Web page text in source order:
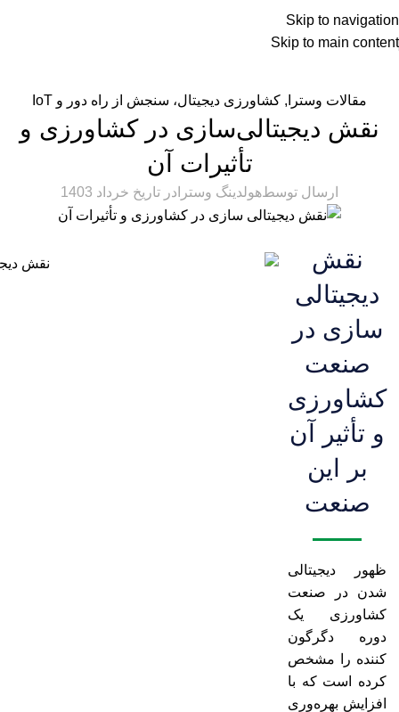
Skip to navigation
Skip to main content
مقالات وسترا , کشاورزی دیجیتال، سنجش از راه دور و IoT
نقش دیجیتالی‌سازی در کشاورزی و
تأثیرات آن
ارسال توسطهولدینگ وسترا در تاریخ خرداد 1403
نقش
دیجیتالی
سازی در
صنعت
کشاورزی
و تأثیر آن
بر این
صنعت
ظهور دیجیتالی
شدن در صنعت
کشاورزی یک
دوره دگرگون
کننده را مشخص
کرده است که با
افزایش بهره‌وری